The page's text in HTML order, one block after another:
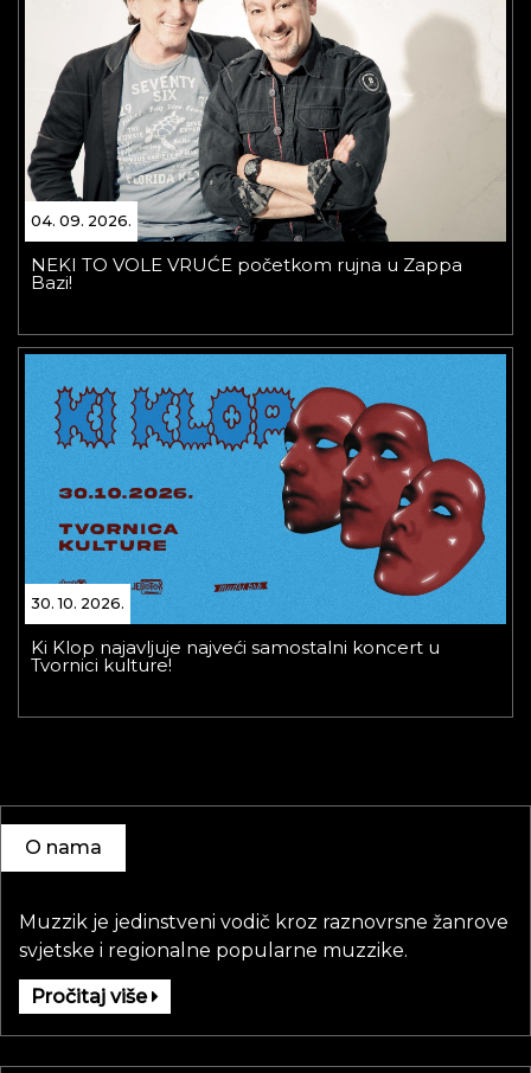
04. 09. 2026.
NEKI TO VOLE VRUĆE početkom rujna u Zappa
Bazi!
30. 10. 2026.
Ki Klop najavljuje najveći samostalni koncert u
Tvornici kulture!
O nama
Muzzik je jedinstveni vodič kroz raznovrsne žanrove
svjetske i regionalne popularne muzzike.
Pročitaj više